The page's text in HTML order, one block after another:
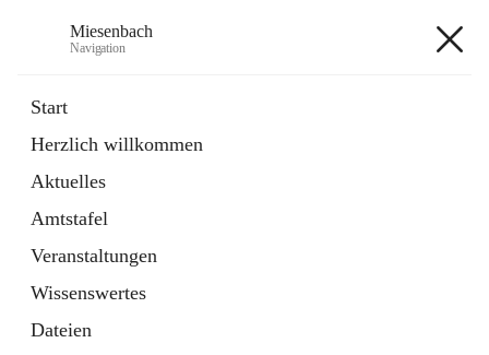
Miesenbach
Navigation
Start
Herzlich willkommen
Aktuelles
Amtstafel
Veranstaltungen
Wissenswertes
Dateien
Externe Webseite
in
Tab
Region Schneebergland
Externe Webseite
öffnet
in
neuem
Tab